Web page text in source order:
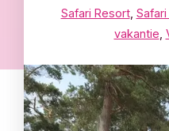
Safari Resort,
vakantie